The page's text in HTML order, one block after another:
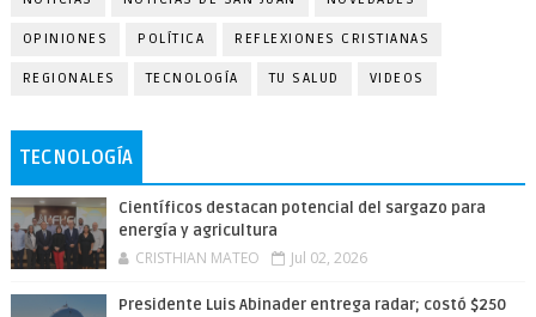
OPINIONES POLÍTICA REFLEXIONES CRISTIANAS
REGIONALES TECNOLOGÍA TU SALUD VIDEOS
TECNOLOGÍA
Científicos destacan potencial del sargazo para
energía y agricultura
CRISTHIAN MATEO Jul 02, 2026
Presidente Luis Abinader entrega radar; costó $250